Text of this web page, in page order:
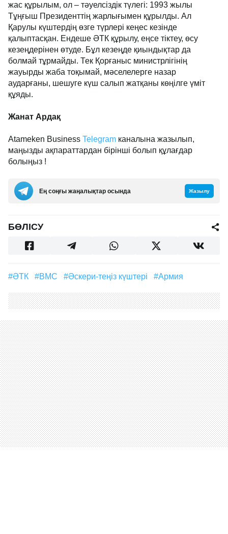
жас құрылым, ол – тәуелсіздік түлегі: 1993 жылы
Тұңғыш Президенттің жарлығымен құрылды. Ал
Қарулы күштердің өзге түрлері кеңес кезінде
қалыптасқан. Ендеше ӘТК құрылу, еңсе тіктеу, өсу
кезеңдерінен өтуде. Бұл кезеңде қиындықтар да
болмай тұрмайды. Тек Қорғаныс министрлігінің
жауырды жаба тоқымай, мәселелерге назар
аударғаны, шешуге күш салып жатқаны көңілге үміт
құяды.
Жанат Ардақ
Atameken Business Telegram каналына жазылып,
маңызды ақпараттардан бірінші болып құлағдар
болыңыз !
Ең соңғы жаңалықтар осында Жазылу
БӨЛІСУ
#ӘТК #ВМС #Әскери-теңіз күштері #армия